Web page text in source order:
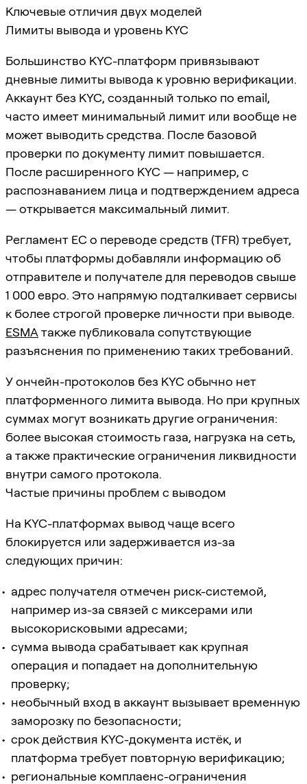
Ключевые отличия двух моделей
Лимиты вывода и уровень KYC
Большинство KYC-платформ привязывают
дневные лимиты вывода к уровню верификации.
Аккаунт без KYC, созданный только по email,
часто имеет минимальный лимит или вообще не
может выводить средства. После базовой
проверки по документу лимит повышается.
После расширенного KYC — например, с
распознаванием лица и подтверждением адреса
— открывается максимальный лимит.
Регламент ЕС о переводе средств (TFR) требует,
чтобы платформы добавляли информацию об
отправителе и получателе для переводов свыше
1 000 евро. Это напрямую подталкивает сервисы
к более строгой проверке личности при выводе.
ESMA также публиковала сопутствующие
разъяснения по применению таких требований.
У ончейн-протоколов без KYC обычно нет
платформенного лимита вывода. Но при крупных
суммах могут возникать другие ограничения:
более высокая стоимость газа, нагрузка на сеть,
а также практические ограничения ликвидности
внутри самого протокола.
Частые причины проблем с выводом
На KYC-платформах вывод чаще всего
блокируется или задерживается из-за
следующих причин:
адрес получателя отмечен риск-системой,
например из-за связей с миксерами или
высокорисковыми адресами;
сумма вывода срабатывает как крупная
операция и попадает на дополнительную
проверку;
необычный вход в аккаунт вызывает временную
заморозку по безопасности;
срок действия KYC-документа истёк, и
платформа требует повторную верификацию;
региональные комплаенс-ограничения